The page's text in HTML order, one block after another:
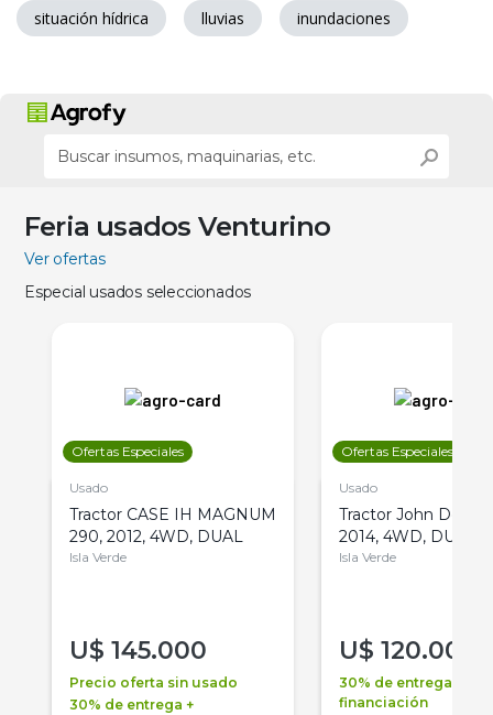
situación hídrica lluvias inundaciones
Feria usados Venturino
Ver ofertas
Especial usados seleccionados
Ofertas Especiales
Usado
Tractor CASE IH MAGNUM
290, 2012, 4WD, DUAL
Isla Verde
U$ 145.000
Precio oferta sin usado
30% de entrega +
Ofertas Especiales
Usado
Tractor John Deere
2014, 4WD, DUAL
Isla Verde
U$ 120.000
30% de entrega +
financiación